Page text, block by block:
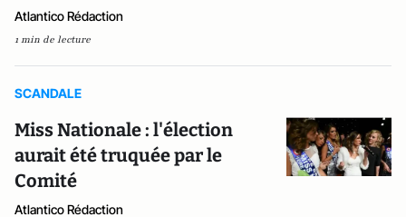
Atlantico Rédaction
1 min de lecture
SCANDALE
Miss Nationale : l'élection
aurait été truquée par le
Comité
Atlantico Rédaction